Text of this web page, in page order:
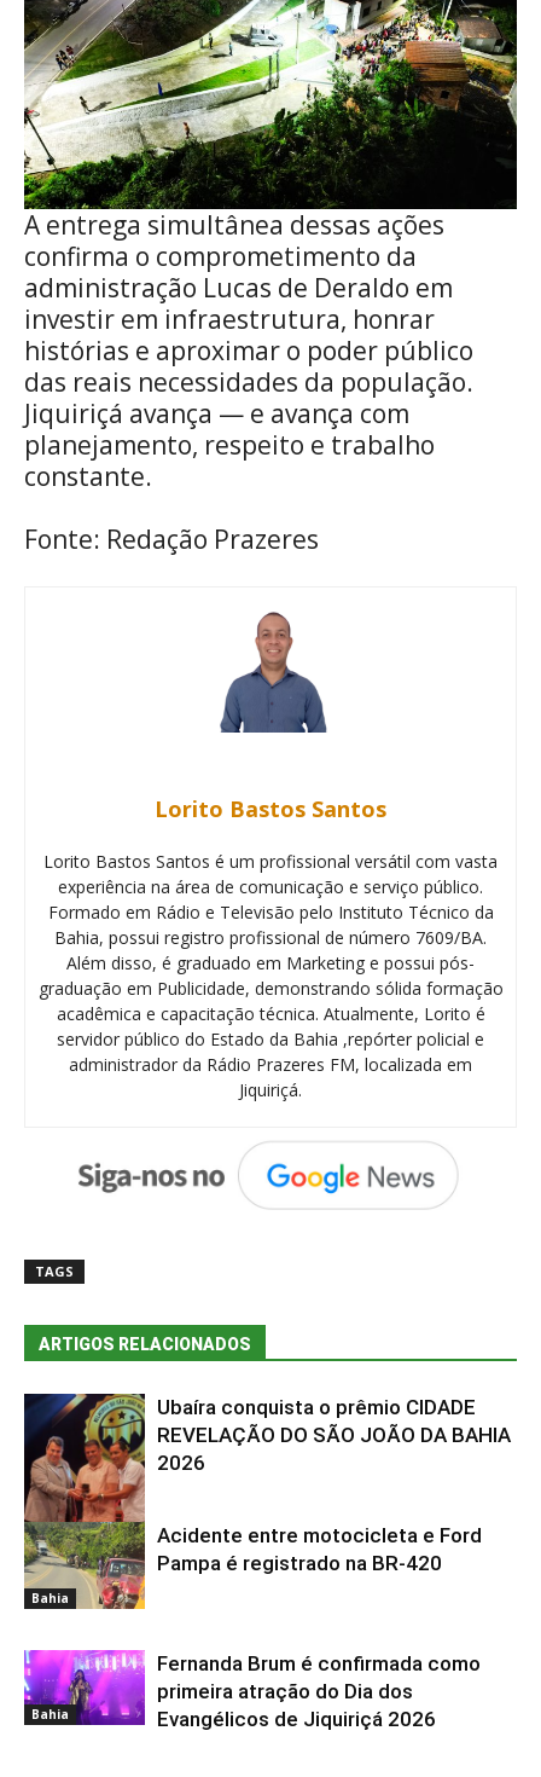
A entrega simultânea dessas ações
confirma o comprometimento da
administração Lucas de Deraldo em
investir em infraestrutura, honrar
histórias e aproximar o poder público
das reais necessidades da população.
Jiquiriçá avança — e avança com
planejamento, respeito e trabalho
constante.
Fonte: Redação Prazeres
Lorito Bastos Santos
Lorito Bastos Santos é um profissional versátil com vasta
experiência na área de comunicação e serviço público.
Formado em Rádio e Televisão pelo Instituto Técnico da
Bahia, possui registro profissional de número 7609/BA.
Além disso, é graduado em Marketing e possui pós-
graduação em Publicidade, demonstrando sólida formação
acadêmica e capacitação técnica. Atualmente, Lorito é
servidor público do Estado da Bahia ,repórter policial e
administrador da Rádio Prazeres FM, localizada em
Jiquiriçá.
TAGS
ARTIGOS RELACIONADOS
Bahia
Ubaíra conquista o prêmio CIDADE
REVELAÇÃO DO SÃO JOÃO DA BAHIA
2026
Bahia
Acidente entre motocicleta e Ford
Pampa é registrado na BR-420
Bahia
Fernanda Brum é confirmada como
primeira atração do Dia dos
Evangélicos de Jiquiriçá 2026